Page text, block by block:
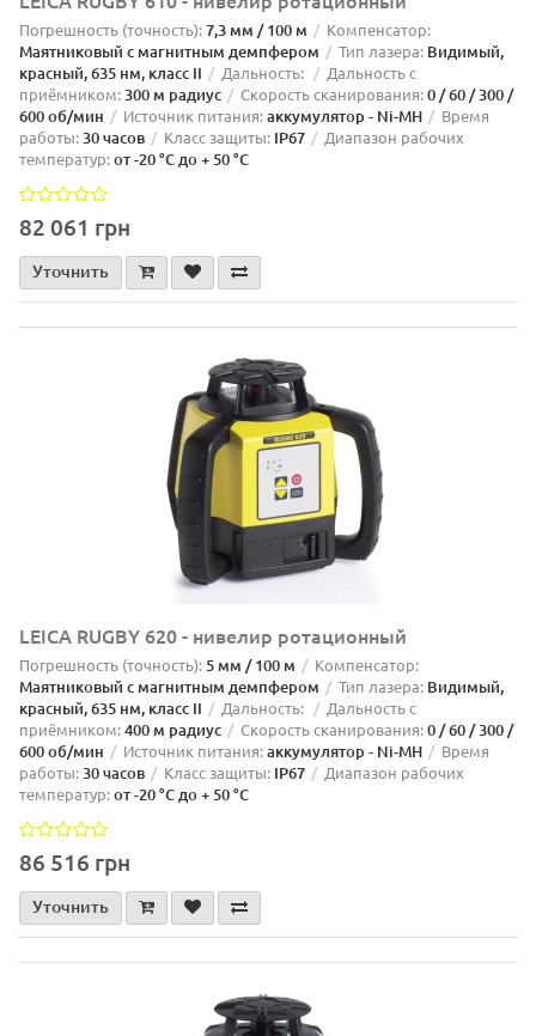
Погрешность (точность):7,3 мм / 100 м Компенсатор:
Маятниковый с магнитным демпфером Тип лазера: Видимый,
красный, 635 нм, класс II
Дальность:
Дальность с
приёмником:300 м радиус Скорость сканирования:0 / 60 / 300 /
600 об/мин
Источник питания:аккумулятор - Ni-MH
Время
работы:30 часов Класс защиты: IP67
Диапазон рабочих
температур:от -20 °C до + 50 °C
82 061 грн
Уточнить
LEICA RUGBY 620 - нивелир ротационный
Погрешность (точность): 5 мм / 100 м Компенсатор:
Маятниковый с магнитным демпфером Тип лазера: Видимый,
красный, 635 нм, класс II
Дальность:
Дальность с
приёмником:400 м радиус Скорость сканирования:0 / 60 / 300 /
600 об/мин
Источник питания:аккумулятор - Ni-MH
Время
работы:30 часов Класс защиты: IP67
Диапазон рабочих
температур:от -20 °C до + 50 °C
86 516 грн
Уточнить